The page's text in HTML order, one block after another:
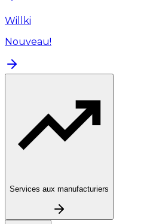
Willki
Nouveau!
Services aux manufacturiers